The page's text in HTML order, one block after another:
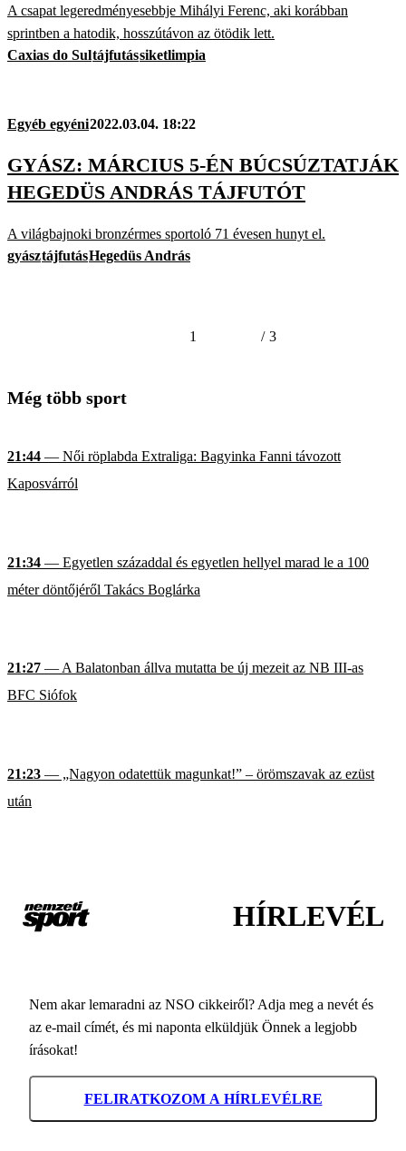
A csapat legeredményesebbje Mihályi Ferenc, aki korábban
sprintben a hatodik, hosszútávon az ötödik lett.
Caxias do Sultájfutássiketlimpia
Egyéb egyéni2022.03.04. 18:22
GYÁSZ: MÁRCIUS 5-ÉN BÚCSÚZTATJÁK
HEGEDÜS ANDRÁS TÁJFUTÓT
A világbajnoki bronzérmes sportoló 71 évesen hunyt el.
gyásztájfutásHegedüs András
1 / 3
Még több sport
21:44 — Női röplabda Extraliga: Bagyinka Fanni távozott
Kaposvárról
21:34 — Egyetlen századdal és egyetlen hellyel marad le a 100
méter döntőjéről Takács Boglárka
21:27 — A Balatonban állva mutatta be új mezeit az NB III-as
BFC Siófok
21:23 — „Nagyon odatettük magunkat!” – örömszavak az ezüst
után
HÍRLEVÉL
Nem akar lemaradni az NSO cikkeiről? Adja meg a nevét és
az e-mail címét, és mi naponta elküldjük Önnek a legjobb
írásokat!
FELIRATKOZOM A HÍRLEVÉLRE